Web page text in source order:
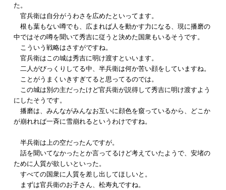
た。
官兵衛は自分がうわさを広めたといってます。
根も葉もない噂でも、広まれば人を動かす力になる、現に播磨の
中ではその噂を聞いて秀吉に従うと決めた国衆もいるそうです。
こういう戦略はさすがですね。
官兵衛はこの城は秀吉に明け渡すといいます。
二人がびっくりしてる中、半兵衛は何か苦い顔をしていますね。
ことがうまくいきすぎてると思ってるのでは。
この城は別の主だったけど官兵衛が説得して秀吉に明け渡すよう
にしたそうです。
播磨は、みんながみんなお互いに顔色を窺っているから、どこか
が崩れれば一斉に雪崩れるというわけですね。
半兵衛は上の空だったんですが。
話を聞いてなかったとか言ってるけど考えていたようで、安堵の
ために人質が欲しいといった。
すべての国衆に人質を差し出してほしいと。
まずは官兵衛のお子さん、松寿丸ですね。